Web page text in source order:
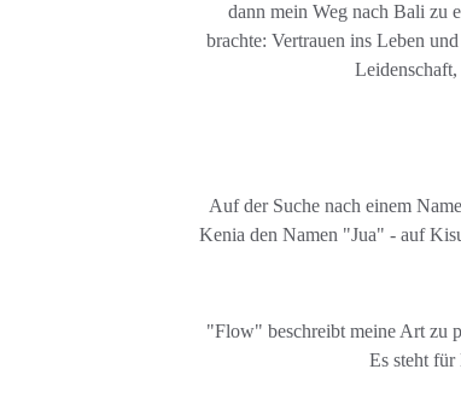
dann mein Weg nach Bali zu
brachte: Vertrauen ins Leben
Auf der Suche nach einem
Kenia den Namen "Jua" - auf
"Flow" beschreibt meine Art zu
Es steht